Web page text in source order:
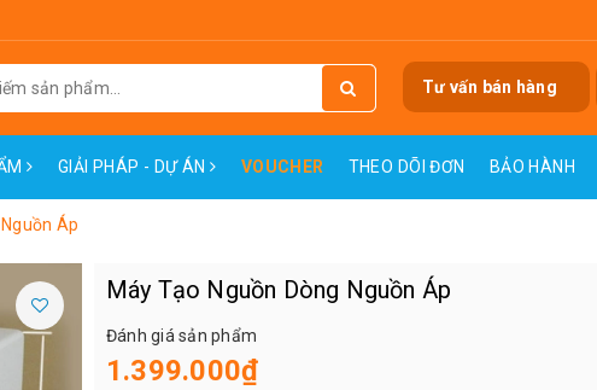
Tư vấn bán hàng
GIẢI PHÁP - DỰ ÁN VOUCHER THEO DÕI ĐƠN BẢO HÀNH
Áp
Máy Tạo Nguồn Dòng Nguồn Áp
Đánh giá sản phẩm
1.399.000₫